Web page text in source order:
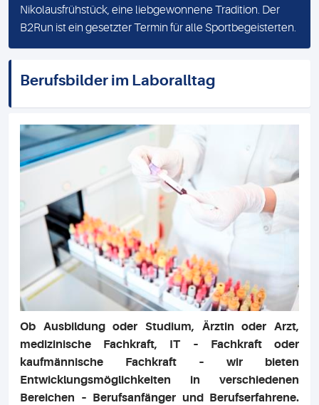
Nikolausfrühstück, eine liebgewonnene Tradition. Der
B2Run ist ein gesetzter Termin für alle Sportbegeisterten.
Berufsbilder im Laboralltag
Ob Ausbildung oder Studium, Ärztin oder Arzt,
medizinische Fachkraft, IT – Fachkraft oder
kaufmännische Fachkraft – wir bieten
Entwicklungsmöglichkeiten in verschiedenen
Bereichen – Berufsanfänger und Berufserfahrene.